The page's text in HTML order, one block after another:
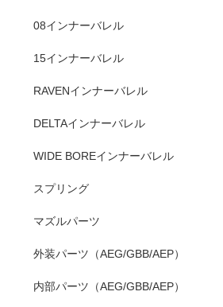
08インナーバレル
15インナーバレル
RAVENインナーバレル
DELTAインナーバレル
WIDE BOREインナーバレル
スプリング
マズルパーツ
外装パーツ（AEG/GBB/AEP）
内部パーツ（AEG/GBB/AEP）